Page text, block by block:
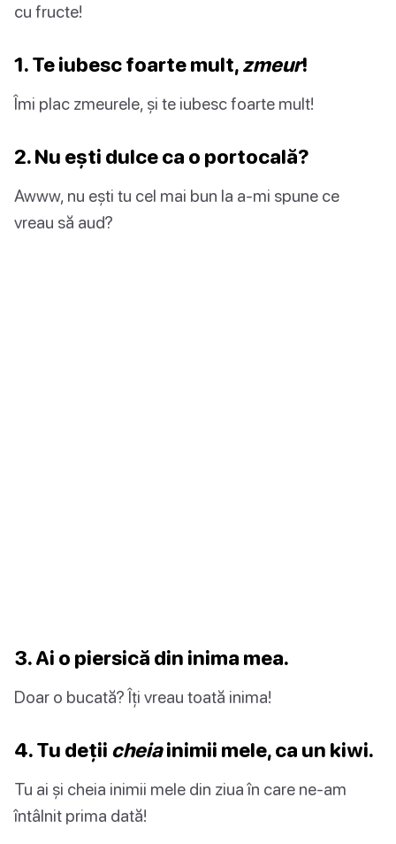
cu fructe!
1. Te iubesc foarte mult,zmeur!
Îmi plac zmeurele, și te iubesc foarte mult!
2. Nu ești dulce ca o portocală?
Awww, nu ești tu cel mai bun la a-mi spune ce
vreau să aud?
3. Ai o piersică din inima mea.
Doar o bucată? Îți vreau toată inima!
4. Tu deții cheiainimii mele, ca un kiwi.
Tu ai și cheia inimii mele din ziua în care ne-am
întâlnit prima dată!